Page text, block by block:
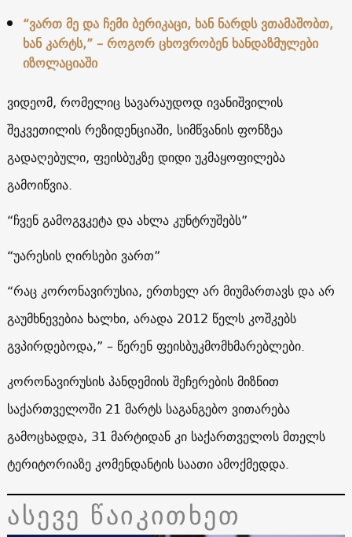
“ვართ მე და ჩემი ბერიკაცი, ხან ნარდს ვთამაშობთ,
ხან კარტს,” – როგორ ცხოვრობენ ხანდაზმულები
იზოლაციაში
ვიდეომ, რომელიც სავარაუდოდ ივანიშვილის
შეკვეთილის რეზიდენციაში, სიმწვანის ფონზეა
გადაღებული, ფეისბუკზე დიდი უკმაყოფილება
გამოიწვია.
“ჩვენ გამოგვკეტა და ახლა კუნტრუშებს”
“უარესის ღირსები ვართ”
“რაც კორონავირუსია, ერთხელ არ მიუმართავს და არ
გაუმხნევებია ხალხი, არადა 2012 წელს კოშკებს
გვპირდებოდა,” – წერენ ფეისბუკმომხმარებლები.
კორონავირუსის პანდემიის შეჩერების მიზნით
საქართველოში 21 მარტს საგანგებო ვითარება
გამოცხადდა, 31 მარტიდან კი საქართველოს მთელს
ტერიტორიაზე კომენდანტის საათი ამოქმედდა.
ასევე წაიკითხეთ